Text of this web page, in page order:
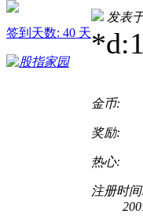
签到天数: 40 天
发表
金币:
奖励:
热心:
注册时